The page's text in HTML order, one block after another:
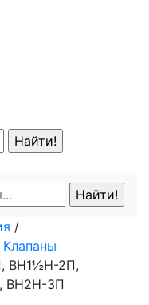
/
Клапаны
ВН1½Н-2П,
ВН2Н-3П